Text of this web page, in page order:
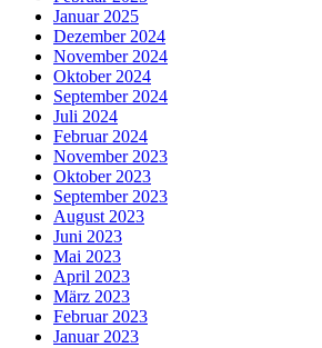
Januar 2025
Dezember 2024
November 2024
Oktober 2024
September 2024
Juli 2024
Februar 2024
November 2023
Oktober 2023
September 2023
August 2023
Juni 2023
Mai 2023
April 2023
März 2023
Februar 2023
Januar 2023